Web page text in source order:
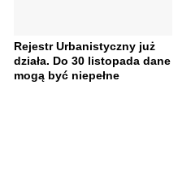
Rejestr Urbanistyczny już
działa. Do 30 listopada dane
mogą być niepełne